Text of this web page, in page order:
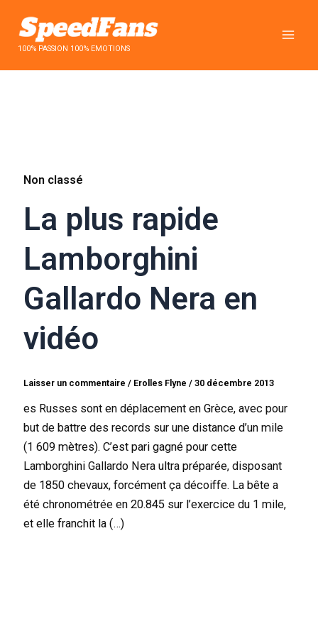
contenu100% PASSION 100% EMOTIONS
Non classé
La plus rapide
Lamborghini
Gallardo Nera en
vidéo
Laisser un commentaire / Erolles Flyne/30 décembre 2013
es Russes sont en déplacement en Grèce, avec pour
but de battre des records sur une distance d’un mile
(1 609 mètres). C’est pari gagné pour cette
Lamborghini Gallardo Nera ultra préparée, disposant
de 1850 chevaux, forcément ça décoiffe. La bête a
été chronométrée en 20.845 sur l’exercice du 1 mile,
et elle franchit la (…)